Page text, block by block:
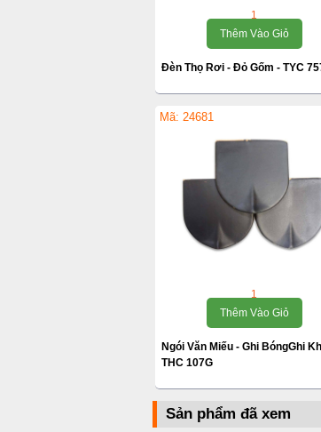
1
Thêm Vào Giỏ
Đèn Thọ Rơi - Đỏ Gốm - TYC
Mã: 24681
1
Thêm Vào Giỏ
Ngói Văn Miếu - Ghi BóngGhi
THC 107G
Sản phẩm đã xem